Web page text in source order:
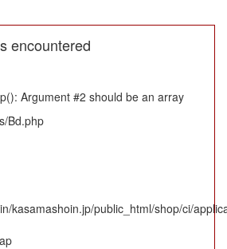
encountered
Argument #2 should be an array
Bd.php
kasamashoin.jp/public_html/shop/ci/